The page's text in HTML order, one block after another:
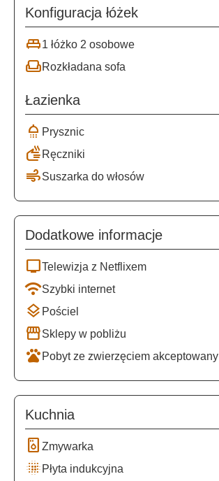
Konfiguracja łóżek
king_bed1 łóżko 2 osobowe
weekendRozkładana sofa
Łazienka
shower Prysznic
dry Ręczniki
airSuszarka do włosów
Dodatkowe informacje
tvTelewizja z Netflixem
wifiSzybki internet
layers Pościel
storefrontSklepy w pobliżu
pets Pobyt ze zwierzęciem akceptowany
Kuchnia
dishwasher_gen Zmywarka
blur_on Płyta indukcyjna